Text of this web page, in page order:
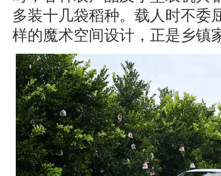
多装十几袋稻种。载人时不委
样的魔术空间设计，正是乡镇